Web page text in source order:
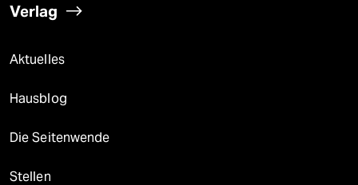
Verlag
Aktuelles
Hausblog
Die Seitenwende
Stellen